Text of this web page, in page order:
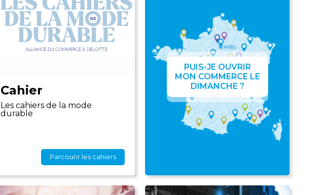
Cahier
Les cahiers de la mode
durable
Parcourir les cahiers
PUIS-JE OUVRIR
MON COMMERCE LE
DIMANCHE ?